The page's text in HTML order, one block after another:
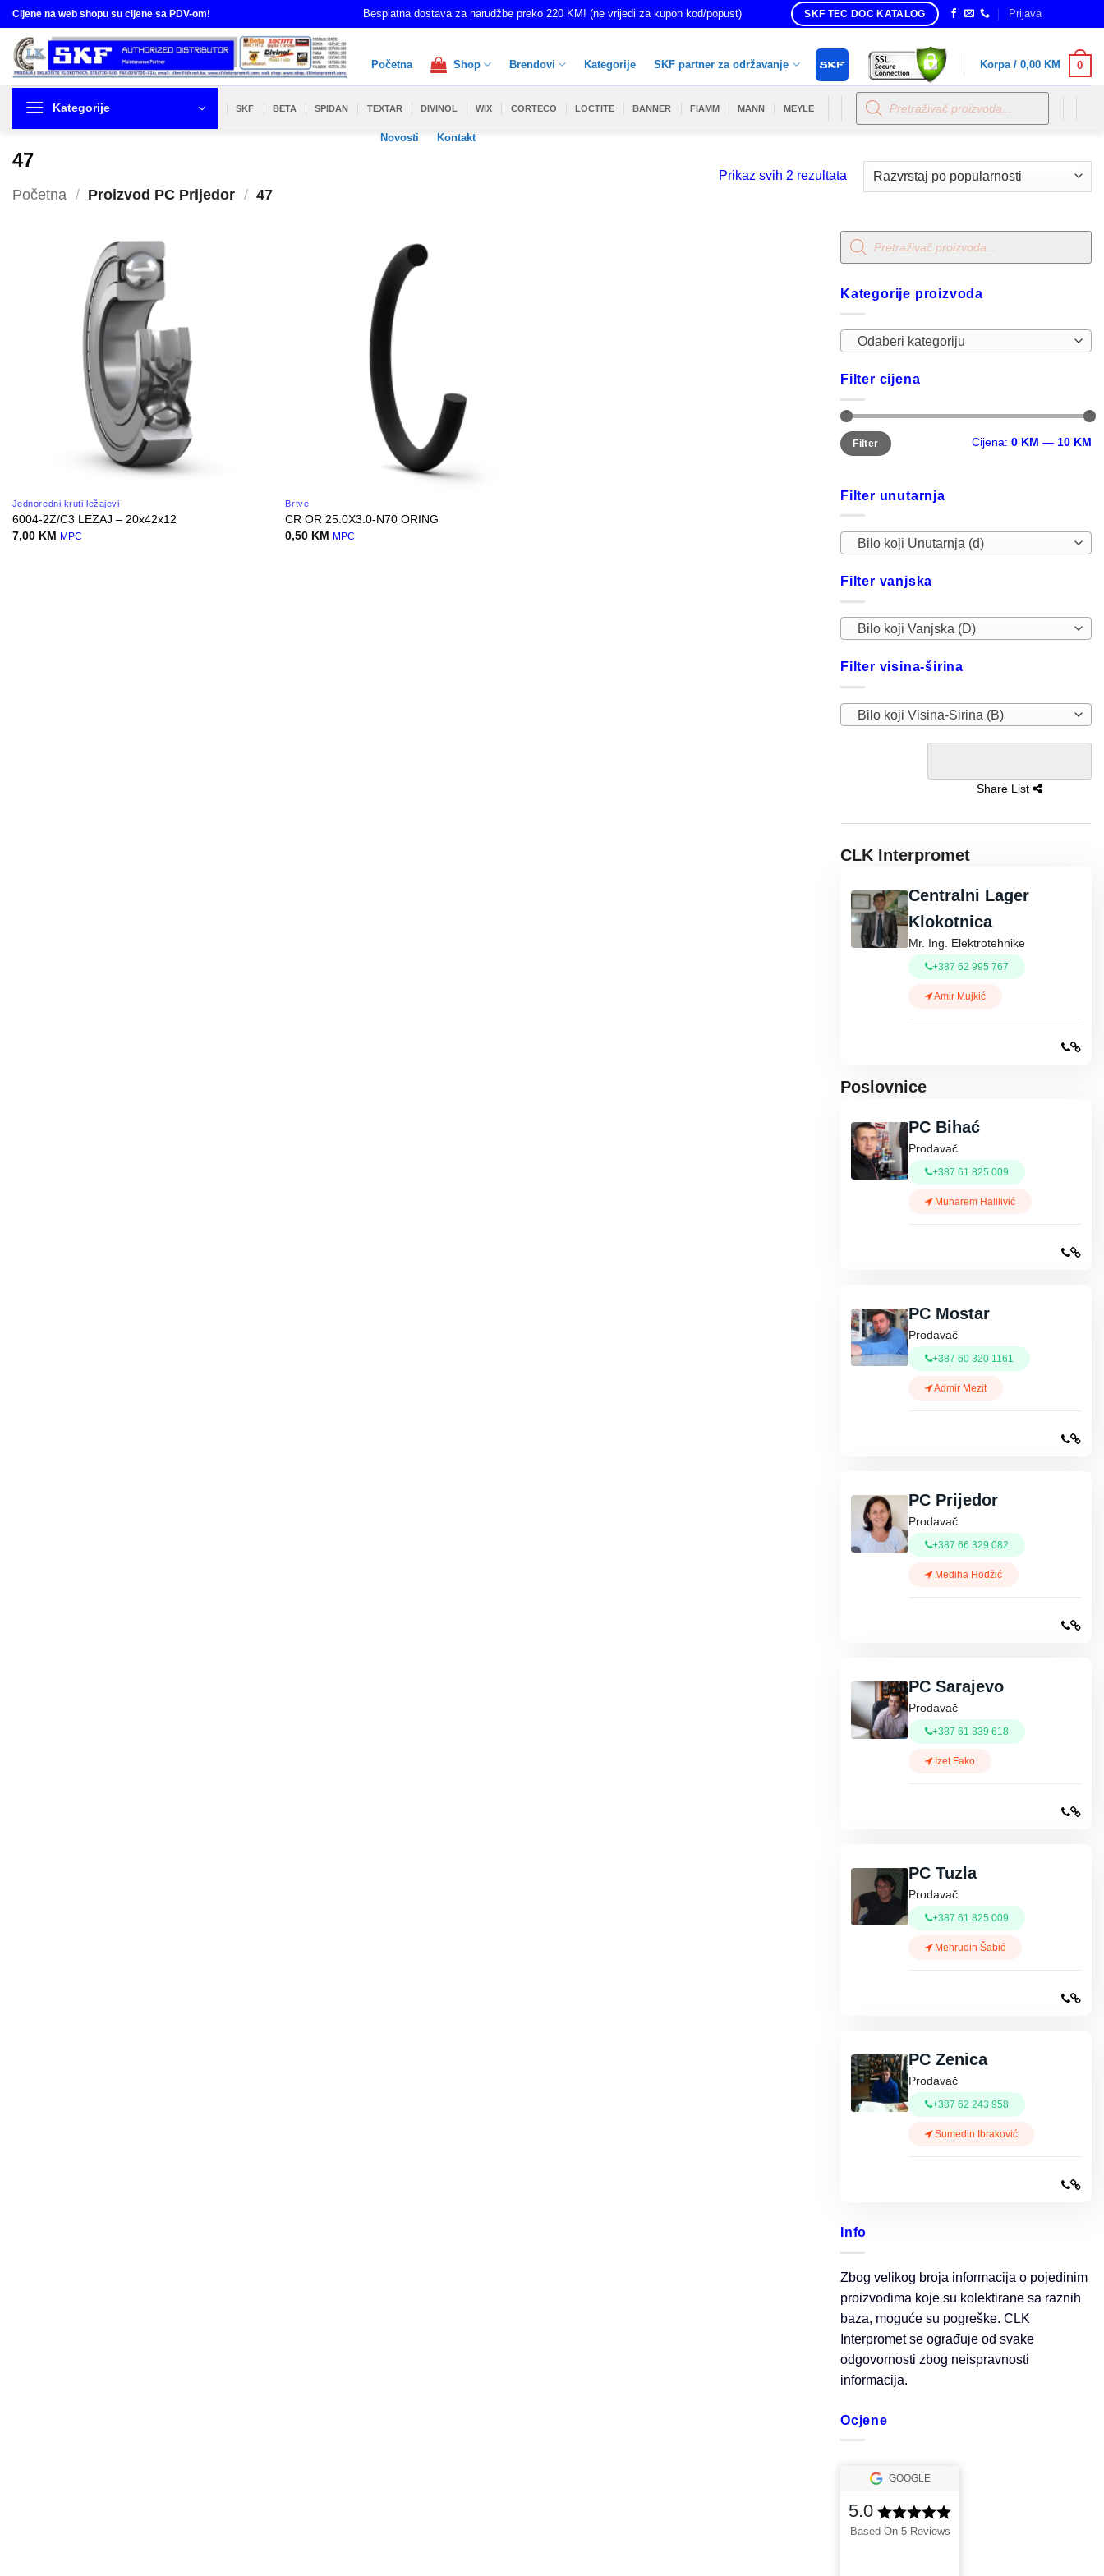
Skip
to
content
Cijene na web shopu su cijene sa PDV-om! Besplatna dostava za narudžbe preko 220 KM! (ne vrijedi za kupon kod/popust) SKF TEC DOC KATALOG Prijava
Početna Shop Brendovi Kategorije SKF partner za održavanje
Novosti Kontakt
Korpa / 0,00 KM 0
Kategorije SKF BETA SPIDAN TEXTAR DIVINOL WIX CORTECO LOCTITE BANNER FIAMM MANN MEYLE
Products
search
47
Početna / Proizvod PC Prijedor / 47
Prikaz svih 2 rezultataSorted
Jednoredni kruti ležajevi
6004-2Z/C3 LEZAJ – 20x42x12
7,00 KM MPC
Brtve
CR OR 25.0X3.0-N70 ORING
0,50 KM MPC
Products
search
Kategorije proizvoda
Odaberi kategoriju
Filter cijena
Minimalna
cijena
Maksimalna
cijena
Filter Cijena: 0 KM — 10 KM
Filter unutarnja
Bilo koji Unutarnja (d)
Filter vanjska
Bilo koji Vanjska (D)
Filter visina-širina
Bilo koji Visina-Sirina (B)
Share List
CLK Interpromet
Centralni Lager
Klokotnica
Mr. Ing. Elektrotehnike
+387 62 995 767
Amir Mujkić
Poslovnice
PC Bihać
Prodavač
+387 61 825 009
Muharem Halilivić
PC Mostar
Prodavač
+387 60 320 1161
Admir Mezit
PC Prijedor
Prodavač
+387 66 329 082
Mediha Hodžić
PC Sarajevo
Prodavač
+387 61 339 618
Izet Fako
PC Tuzla
Prodavač
+387 61 825 009
Mehrudin Šabić
PC Zenica
Prodavač
+387 62 243 958
Sumedin Ibraković
Info
Zbog velikog broja informacija o pojedinim
proizvodima koje su kolektirane sa raznih
baza, moguće su pogreške. CLK
Interpromet se ograđuje od svake
odgovornosti zbog neispravnosti
informacija.
Ocjene
GOOGLE
5.0
Based On 5 Reviews